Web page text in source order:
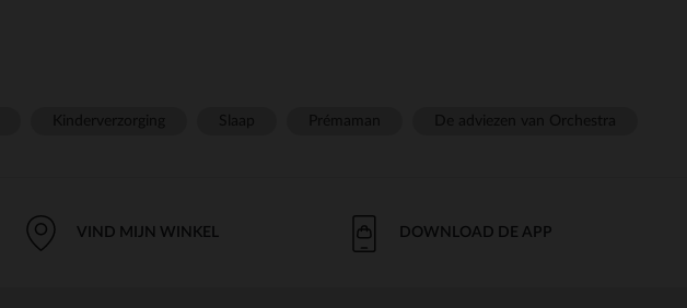
VIND MIJN WINKEL DOWNLOAD DE APP